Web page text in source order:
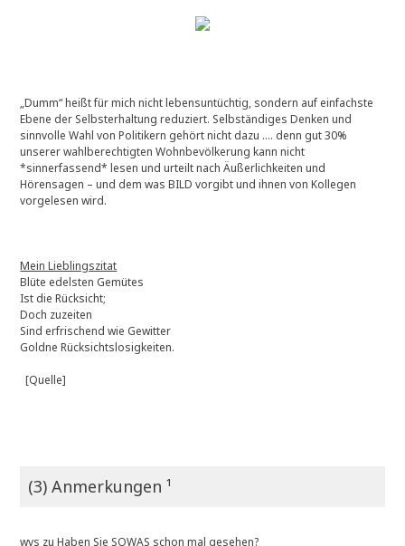
„Dumm“ heißt für mich nicht lebensuntüchtig, sondern auf einfachste
Ebene der Selbsterhaltung reduziert. Selbständiges Denken und
sinnvolle Wahl von Politikern gehört nicht dazu …. denn gut 30%
unserer wahlberechtigten Wohnbevölkerung kann nicht
*sinnerfassend* lesen und urteilt nach Äußerlichkeiten und
Hörensagen – und dem was BILD vorgibt und ihnen von Kollegen
vorgelesen wird.
Mein Lieblingszitat
Blüte edelsten Gemütes
Ist die Rücksicht;
Doch zuzeiten
Sind erfrischend wie Gewitter
Goldne Rücksichtslosigkeiten.
[Quelle]
(3) Anmerkungen ¹
wvs zuHaben Sie SOWAS schon mal gesehen?